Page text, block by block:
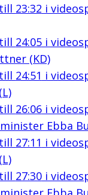
23:32 i
24:05i
(KD)
24:51 i
26:06i
Ebba
27:11 i
27:30i